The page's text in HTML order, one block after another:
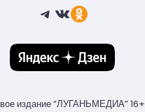
Telegram
ВКонтакте
Ссылка
издание “ЛУГАНЬМЕДИА” 16+